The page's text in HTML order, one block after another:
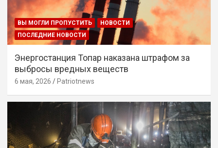
ВЫ МОГЛИ ПРОПУСТИТЬ
НОВОСТИ
ПОСЛЕДНИЕ НОВОСТИ
Энергостанция Топар наказана штрафом за
выбросы вредных веществ
6 мая, 2026 Patriotnews